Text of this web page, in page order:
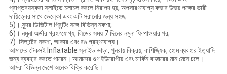
প্রাপ্তবয়স্করা স্লাইডে চলাচল করলে নিরাপদ হয়, অপসারণযোগ্য কভার উভয় পক্ষের ভারী
দায়িত্বের সাথে ভেল্কো এবং এটি সরানোর জন্য সহজ;
5)। সুন্দর ডিজিটাল প্রিন্টিং সঙ্গে বিভিন্ন নকশা;
6)। নমুনা অর্ডার গ্রহণযোগ্য, লিডের সময় 7 দিনের নমুনা ফি পাওয়ার পর;
7) .সিলান্টের নকশা, আকার এবং রঙ গ্রহণযোগ্য।
আমাদের টেকসই Inflatable স্লাইড ভাড়া, পুনরায় বিক্রয়, বাণিজ্যিক, হোম ব্যবহার ইত্যাদি
জন্য ব্যবহার করতে পারেন। আমাদের গুণ ইউরোপীয় এবং মার্কিন বাজারের মান মেনে চলে।
আমরা বিভিন্ন দেশে অনেক বিক্রি করেছি।